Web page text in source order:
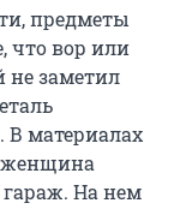
предметы
что вор или
не заметил
В материалах
женщина
На нем